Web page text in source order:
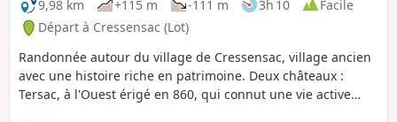
9,98 km
+115 m -111 m 3h 10
Facile
Départ à Cressensac (Lot)
Randonnée autour du village de Cressensac, village ancien
avec une histoire riche en patrimoine. Deux châteaux :
Tersac, à l'Ouest érigé en 860, qui connut une vie active